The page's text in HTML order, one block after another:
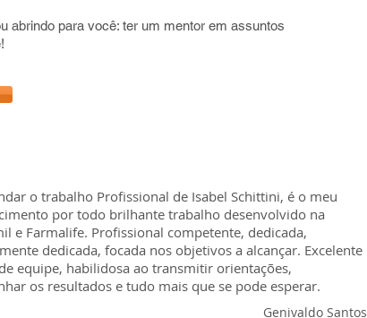
abrindo para você: ter um mentor em assuntos
o trabalho Profissional de Isabel Schittini, é o meu
por todo brilhante trabalho desenvolvido na
e Farmalife. Profissional competente, dedicada,
dedicada, focada nos objetivos a alcançar. Excelente
equipe, habilidosa ao transmitir orientações,
os resultados e tudo mais que se pode esperar.
Genivaldo Santos